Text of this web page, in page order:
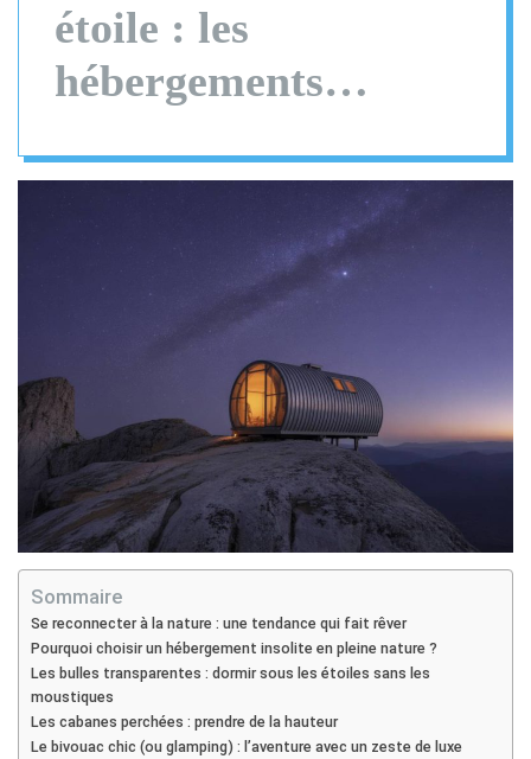
étoile : les
hébergements
renouer avec la
nature
Sommaire
Se reconnecter à la nature : une tendance qui fait rêver
Pourquoi choisir un hébergement insolite en pleine nature ?
Les bulles transparentes : dormir sous les étoiles sans les
moustiques
Les cabanes perchées : prendre de la hauteur
Le bivouac chic (ou glamping) : l’aventure avec un zeste de luxe